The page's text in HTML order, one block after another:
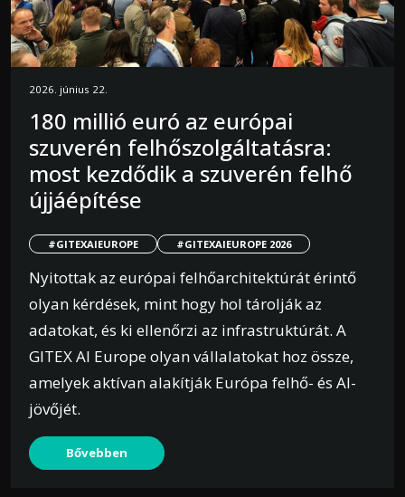
2026. június 22.
180 millió euró az európai
szuverén felhőszolgáltatásra:
most kezdődik a szuverén felhő
újjáépítése
#GITEXAIEUROPE #GITEXAIEUROPE 2026
Nyitottak az európai felhőarchitektúrát érintő
olyan kérdések, mint hogy hol tárolják az
adatokat, és ki ellenőrzi az infrastruktúrát. A
GITEX AI Europe olyan vállalatokat hoz össze,
amelyek aktívan alakítják Európa felhő- és AI-
jövőjét.
Bővebben